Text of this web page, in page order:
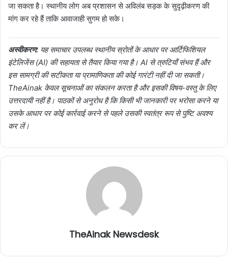
जा सकता है। स्थानीय लोग अब प्रशासन से अविलंब सड़क के सुदृढ़ीकरण की
मांग कर रहे हैं ताकि आवाजाही सुगम हो सके।
अस्वीकरण: यह समाचार उपलब्ध स्थानीय स्रोतों के आधार पर आर्टिफिशियल
इंटेलिजेंस (AI) की सहायता से तैयार किया गया है। AI से त्रुटियाँ संभव हैं और
इस सामग्री की सटीकता या प्रामाणिकता की कोई गारंटी नहीं दी जा सकती।
TheAinak केवल सूचनाओं का संकलन करता है और इसकी विषय-वस्तु के लिए
उत्तरदायी नहीं है। पाठकों से अनुरोध है कि किसी भी जानकारी पर भरोसा करने या
उसके आधार पर कोई कार्रवाई करने से पहले उसकी स्वतंत्र रूप से पुष्टि अवश्य
कर लें।
TheAinak Newsdesk